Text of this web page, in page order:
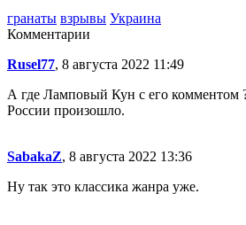
гранаты взрывы Украина
Комментарии
Rusel77, 8 августа 2022 11:49
А где Ламповый Кун с его комментом
России произошло.
SabakaZ, 8 августа 2022 13:36
Ну так это классика жанра уже.